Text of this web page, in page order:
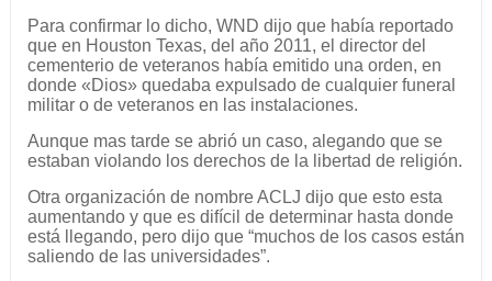
Para confirmar lo dicho, WND dijo que había reportado
que en Houston Texas, del año 2011, el director del
cementerio de veteranos había emitido una orden, en
donde «Dios» quedaba expulsado de cualquier funeral
militar o de veteranos en las instalaciones.
Aunque mas tarde se abrió un caso, alegando que se
estaban violando los derechos de la libertad de religión.
Otra organización de nombre ACLJ dijo que esto esta
aumentando y que es difícil de determinar hasta donde
está llegando, pero dijo que “muchos de los casos están
saliendo de las universidades”.